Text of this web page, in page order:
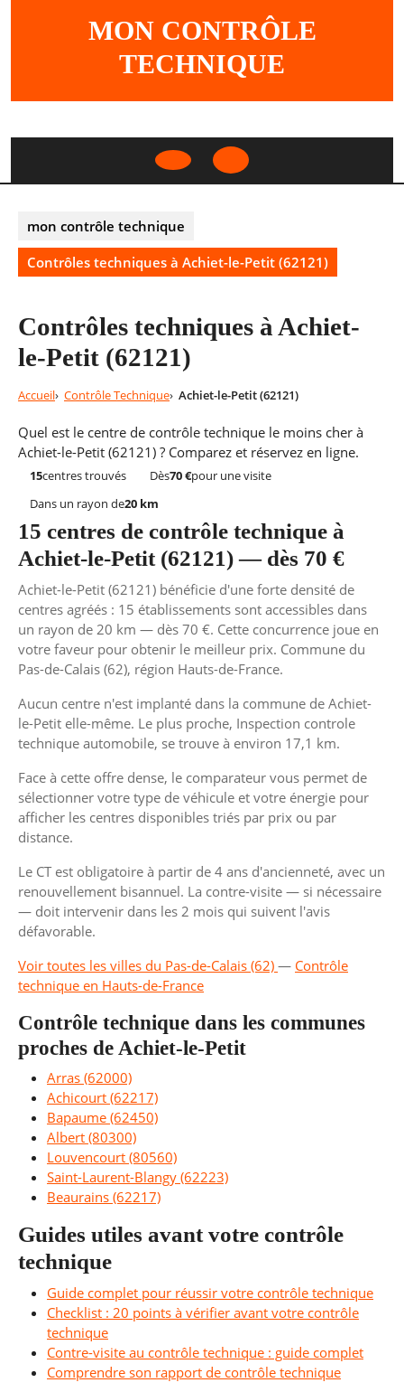
MON CONTRÔLE
TECHNIQUE
Open
mon contrôle technique
Contrôles techniques à Achiet-le-Petit (62121)
Contrôles techniques à Achiet-
le-Petit (62121)
Accueil Contrôle Technique Achiet-le-Petit (62121)
Quel est le centre de contrôle technique le moins cher à
Achiet-le-Petit (62121) ? Comparez et réservez en ligne.
15centres trouvés Dès70 €pour une visite
Dans un rayon de20 km
15 centres de contrôle technique à
Achiet-le-Petit (62121) — dès 70 €
Achiet-le-Petit (62121) bénéficie d'une forte densité de
centres agréés : 15 établissements sont accessibles dans
un rayon de 20 km — dès 70 €. Cette concurrence joue en
votre faveur pour obtenir le meilleur prix. Commune du
Pas-de-Calais (62), région Hauts-de-France.
Aucun centre n'est implanté dans la commune de Achiet-
le-Petit elle-même. Le plus proche, Inspection controle
technique automobile, se trouve à environ 17,1 km.
Face à cette offre dense, le comparateur vous permet de
sélectionner votre type de véhicule et votre énergie pour
afficher les centres disponibles triés par prix ou par
distance.
Le CT est obligatoire à partir de 4 ans d'ancienneté, avec un
renouvellement bisannuel. La contre-visite — si nécessaire
— doit intervenir dans les 2 mois qui suivent l'avis
défavorable.
Voir toutes les villes du Pas-de-Calais (62) — Contrôle
technique en Hauts-de-France
Contrôle technique dans les communes
proches de Achiet-le-Petit
Arras (62000)
Achicourt (62217)
Bapaume (62450)
Albert (80300)
Louvencourt (80560)
Saint-Laurent-Blangy (62223)
Beaurains (62217)
Guides utiles avant votre contrôle
technique
Guide complet pour réussir votre contrôle technique
Checklist : 20 points à vérifier avant votre contrôle
technique
Contre-visite au contrôle technique : guide complet
Comprendre son rapport de contrôle technique